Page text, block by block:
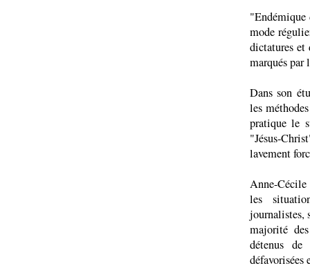
"Endémique
mode
dictatures et
marqués
Dans son
les
pratique le
"Jésus-
lavement
Anne-
les
journalistes,
majorité
détenus